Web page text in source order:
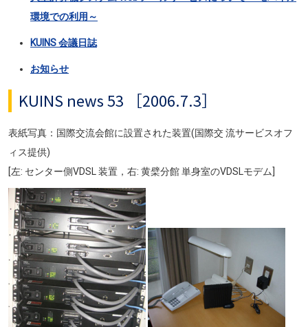
環境での利用～
KUINS 会議日誌
お知らせ
KUINS news 53 ［2006.7.3］
表紙写真：国際交流会館に設置された装置(国際交 流サービスオフ
ィス提供)
[左: センター側VDSL 装置，右: 黄檗分館 単身室のVDSLモデム]
画像
画像